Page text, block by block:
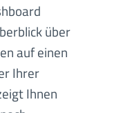
über
auf einen
Ihrer
Ihnen